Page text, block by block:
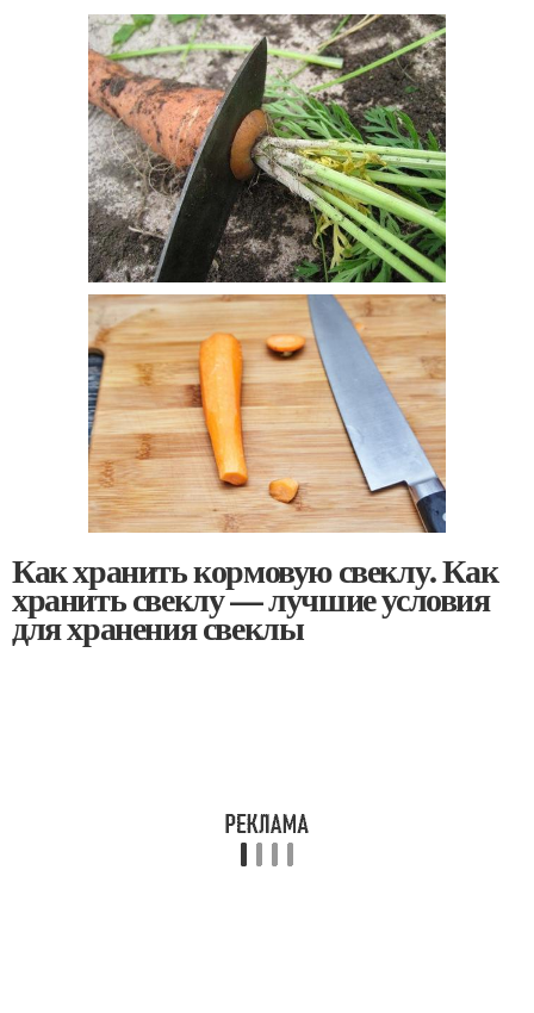
Как хранить кормовую свеклу. Как
хранить свеклу — лучшие условия
для хранения свеклы